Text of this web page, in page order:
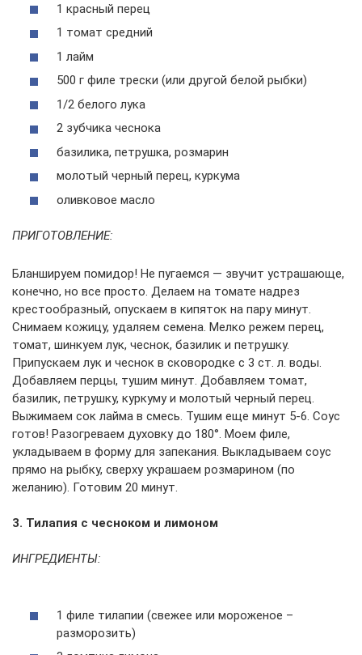
1 красный перец
1 томат средний
1 лайм
500 г филе трески (или другой белой рыбки)
1/2 белого лука
2 зубчика чеснока
базилика, петрушка, розмарин
молотый черный перец, куркума
оливковое масло
ПРИГОТОВЛЕНИЕ:
Бланшируем помидор! Не пугаемся — звучит устрашающе,
конечно, но все просто. Делаем на томате надрез
крестообразный, опускаем в кипяток на пару минут.
Снимаем кожицу, удаляем семена. Мелко режем перец,
томат, шинкуем лук, чеснок, базилик и петрушку.
Припускаем лук и чеснок в сковородке с 3 ст. л. воды.
Добавляем перцы, тушим минут. Добавляем томат,
базилик, петрушку, куркуму и молотый черный перец.
Выжимаем сок лайма в смесь. Тушим еще минут 5-6. Соус
готов! Разогреваем духовку до 180°. Моем филе,
укладываем в форму для запекания. Выкладываем соус
прямо на рыбку, сверху украшаем розмарином (по
желанию). Готовим 20 минут.
3. Тилапия с чесноком и лимоном
ИНГРЕДИЕНТЫ:
1 филе тилапии (свежее или мороженое –
разморозить)